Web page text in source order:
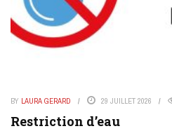
BY LAURA GERARD 29 JUILLET 2026
Restriction d’eau